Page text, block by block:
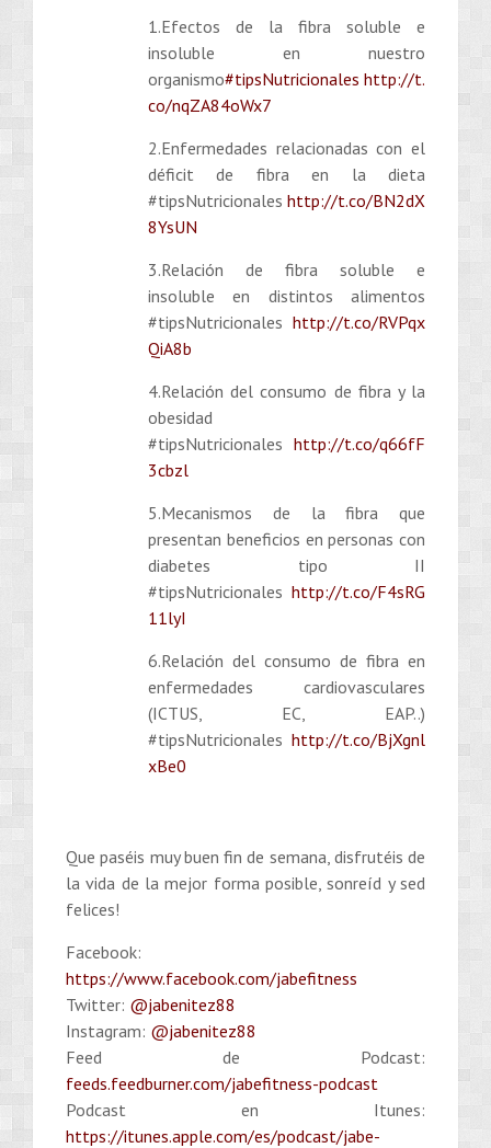
1.Efectos de la fibra soluble e
insoluble en nuestro
organismo#tipsNutricionales http://t.
co/nqZA84oWx7
2.Enfermedades relacionadas con el
déficit de fibra en la dieta
#tipsNutricionales http://t.co/BN2dX
8YsUN
3.Relación de fibra soluble e
insoluble en distintos alimentos
#tipsNutricionales http://t.co/RVPqx
QiA8b
4.Relación del consumo de fibra y la
obesidad
#tipsNutricionales http://t.co/q66fF
3cbzl
5.Mecanismos de la fibra que
presentan beneficios en personas con
diabetes tipo II
#tipsNutricionales http://t.co/F4sRG
11lyI
6.Relación del consumo de fibra en
enfermedades cardiovasculares
(ICTUS, EC, EAP..)
#tipsNutricionales http://t.co/BjXgnl
xBe0
Que paséis muy buen fin de semana, disfrutéis de
la vida de la mejor forma posible, sonreíd y sed
felices!
Facebook:
https://www.facebook.com/jabefitness
Twitter: @jabenitez88
Instagram: @jabenitez88
Feed de Podcast:
feeds.feedburner.com/jabefitness-podcast
Podcast en Itunes:
https://itunes.apple.com/es/podcast/jabe-